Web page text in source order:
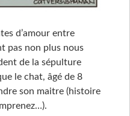
d’amour entre
pas non plus nous
de la sépulture
le chat, âgé de 8
son maitre (histoire